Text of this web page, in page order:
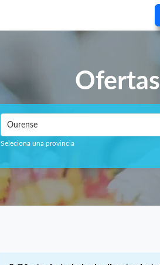
Ofertas
Ourense
Seleciona una provincia